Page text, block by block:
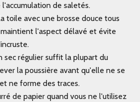
de saletés.
toile avec une brosse douce tous
maintient l'aspect délavé et évite
sec régulier suffit la plupart du
la poussière avant qu'elle ne se
ne forme des traces.
de papier quand vous ne l'utilisez